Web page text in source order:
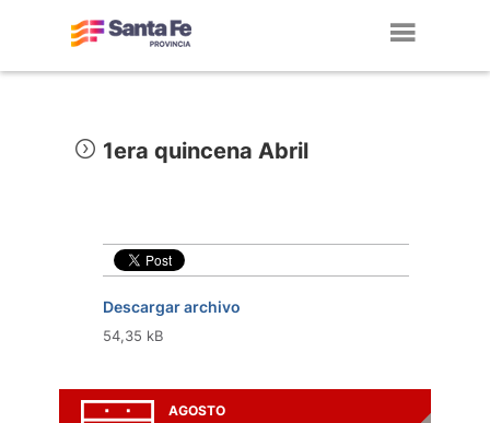
1era quincena Abril
Descargar archivo
54,35 kB
AGOSTO